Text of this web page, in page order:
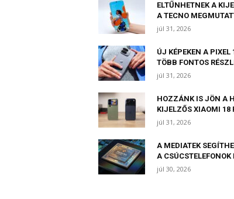
ELTŰNHETNEK A
A TECNO
júl 31, 2026
ÚJ KÉPEKEN A PIXEL
TÖBB FONTOS
júl 31, 2026
HOZZÁNK IS JÖN A
KIJELZŐS XIAOMI 18
júl 31, 2026
A MEDIATEK
A
júl 30, 2026